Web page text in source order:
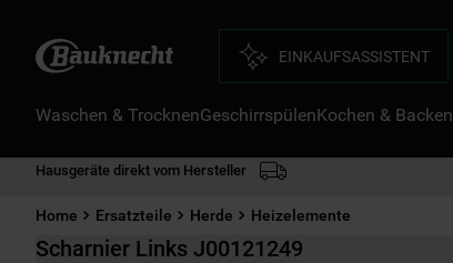
EINKAUFSASSISTENT
Waschen & TrocknenGeschirrspülenKochen & Backen
Hausgeräte direkt vom Hersteller
Home Ersatzteile Herde Heizelemente
Scharnier Links J00121249